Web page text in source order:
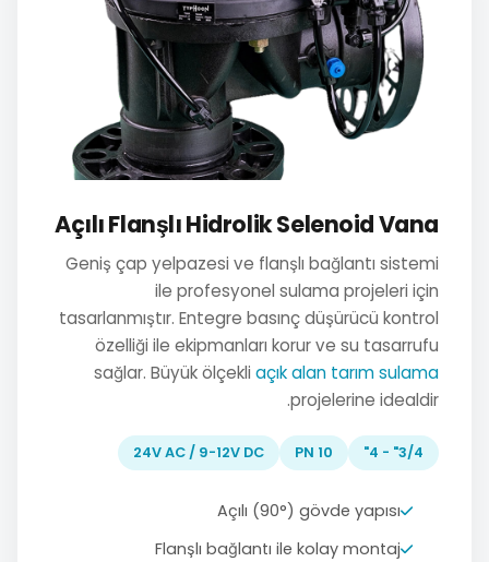
Açılı Flanşlı Hidrolik Selenoid Vana
Geniş çap yelpazesi ve flanşlı bağlantı sistemi
ile profesyonel sulama projeleri için
tasarlanmıştır. Entegre basınç düşürücü kontrol
özelliği ile ekipmanları korur ve su tasarrufu
sağlar. Büyük ölçekli açık alan tarım sulama
projelerine idealdir.
3/4" - 4"
PN 10
24V AC / 9-12V DC
Açılı (90°) gövde yapısı
Flanşlı bağlantı ile kolay montaj